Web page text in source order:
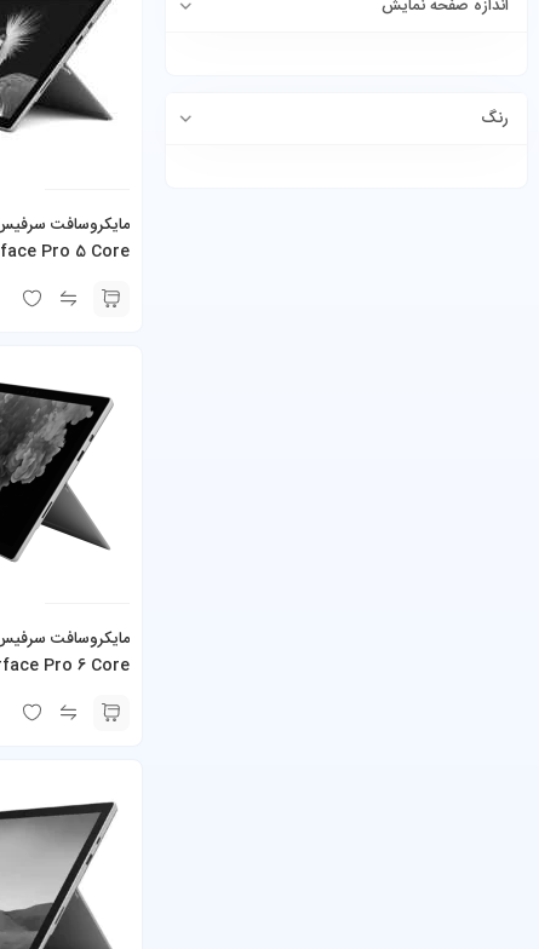
اندازه صفحه نمایش
رنگ
Pro 5 Core
همراه کیبورد و شارژر
Pro 6 Core
همراه کیبورد و شارژر